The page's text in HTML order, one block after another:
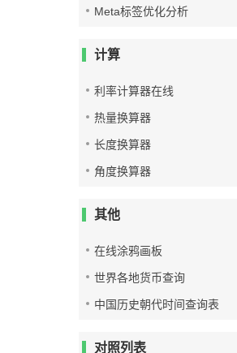
Meta标签优化分析
计算
利率计算器在线
热量换算器
长度换算器
角度换算器
其他
在线涂鸦画板
世界各地货币查询
中国历史朝代时间查询表
对照列表